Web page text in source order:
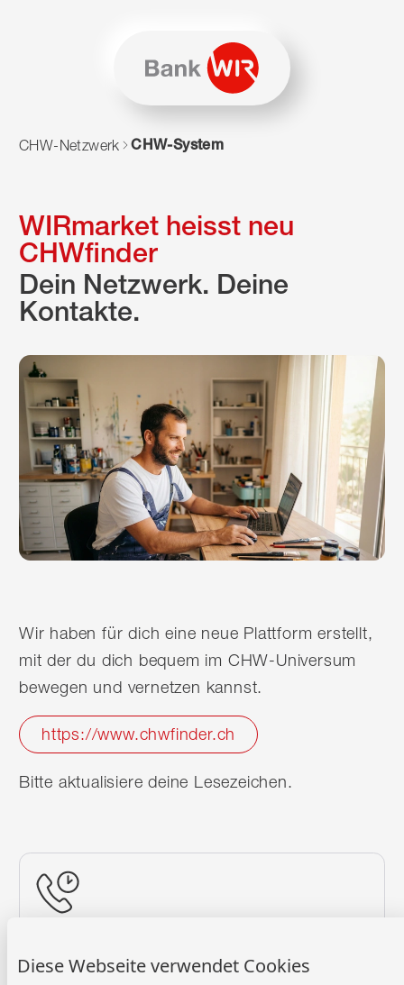
Diese Webseite verwendet Cookies
Zum Navigieren dieser Seite wird JavaScript benötigt.
CHW-Netzwerk CHW-System
WIRmarket heisst neu
CHWfinder
Dein Netzwerk. Deine
Kontakte.
Wir haben für dich eine neue Plattform erstellt,
mit der du dich bequem im CHW-Universum
bewegen und vernetzen kannst.
https://www.chwfinder.ch
Bitte aktualisiere deine Lesezeichen.